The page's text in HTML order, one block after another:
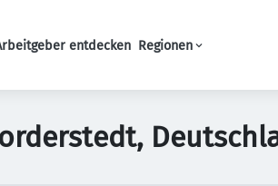
Navigation
entdecken Regionen